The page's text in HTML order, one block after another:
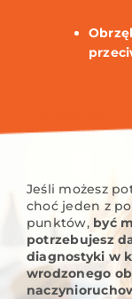
Jeśli możesz
choć jeden z
punktów, być
potrzebujesz
diagnostyki w
wrodzonego